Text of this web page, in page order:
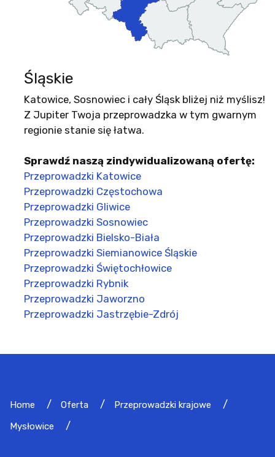
Śląskie
Katowice, Sosnowiec i cały Śląsk bliżej niż myślisz!
Z Jupiter Twoja przeprowadzka w tym gwarnym
regionie stanie się łatwa.
Sprawdź naszą zindywidualizowaną ofertę:
Przeprowadzki Katowice
Przeprowadzki Częstochowa
Przeprowadzki Gliwice
Przeprowadzki Sosnowiec
Przeprowadzki Bielsko-Biała
Przeprowadzki Siemianowice Śląskie
Przeprowadzki Świętochłowice
Przeprowadzki Rybnik
Przeprowadzki Jaworzno
Przeprowadzki Jastrzębie-Zdrój
Home Oferta
Przeprowadzki krajowe
Mysłowice